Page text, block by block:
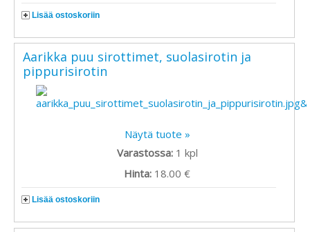
Lisää ostoskoriin
Aarikka puu sirottimet, suolasirotin ja
pippurisirotin
Näytä tuote »
Varastossa: 1 kpl
Hinta: 18.00 €
Lisää ostoskoriin